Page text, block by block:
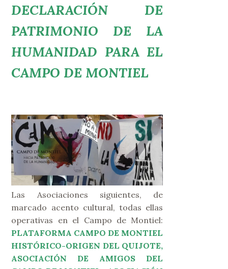
DECLARACIÓN DE
PATRIMONIO DE LA
HUMANIDAD PARA EL
CAMPO DE MONTIEL
Las Asociaciones siguientes, de
marcado acento cultural, todas ellas
operativas en el Campo de Montiel:
PLATAFORMA CAMPO DE MONTIEL
HISTÓRICO-ORIGEN DEL QUIJOTE,
ASOCIACIÓN DE AMIGOS DEL